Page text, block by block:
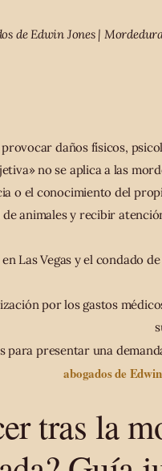
de Edwin Jones |
daños físicos,
no se aplica a las
o el conocimiento del
animales y recibir
Las Vegas y el condado
por los gastos
para presentar una
abogados de
tras la